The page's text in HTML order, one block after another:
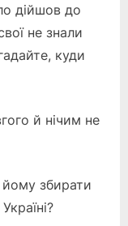
дійшов до
не знали
куди
й нічим не
йому збирати